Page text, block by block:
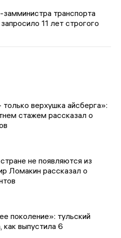
транспорта
11 лет строгого
верхушка айсберга»:
стажем рассказал о
не появляются из
Ломакин рассказал о
поколение»: тульский
как выпустила 6